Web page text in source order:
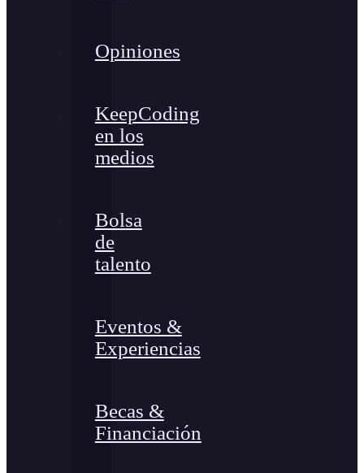
Opiniones
KeepCoding
en los
medios
Bolsa
de
talento
Eventos &
Experiencias
Becas &
Financiación